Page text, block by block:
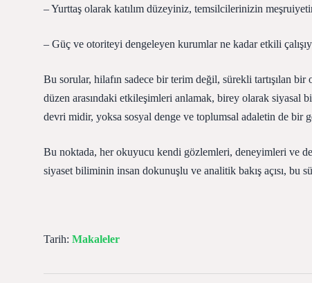
– Yurttaş olarak katılım düzeyiniz, temsilcilerinizin
– Güç ve otoriteyi dengeleyen kurumlar ne kadar etkili
Bu sorular, hilafın sadece bir terim değil, sürekli tartışılan
düzen arasındaki etkileşimleri anlamak, birey olarak
devri midir, yoksa sosyal denge ve toplumsal adaletin de bir
Bu noktada, her okuyucu kendi gözlemleri, deneyimleri ve
siyaset biliminin insan dokunuşlu ve analitik bakış açısı, bu
Tarih: Makaleler